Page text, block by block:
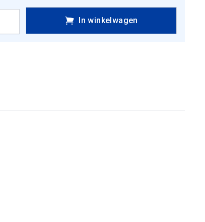
In winkelwagen